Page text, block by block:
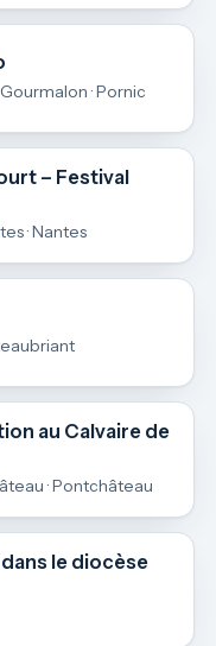
· Pornic
– Festival
· Nantes
au Calvaire de
· Pontchâteau
le diocèse